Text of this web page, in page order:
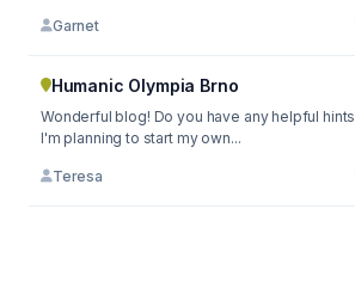
Garnet
Humanic Olympia Brno
Wonderful blog! Do you have any helpful
I'm planning to start my own...
Teresa